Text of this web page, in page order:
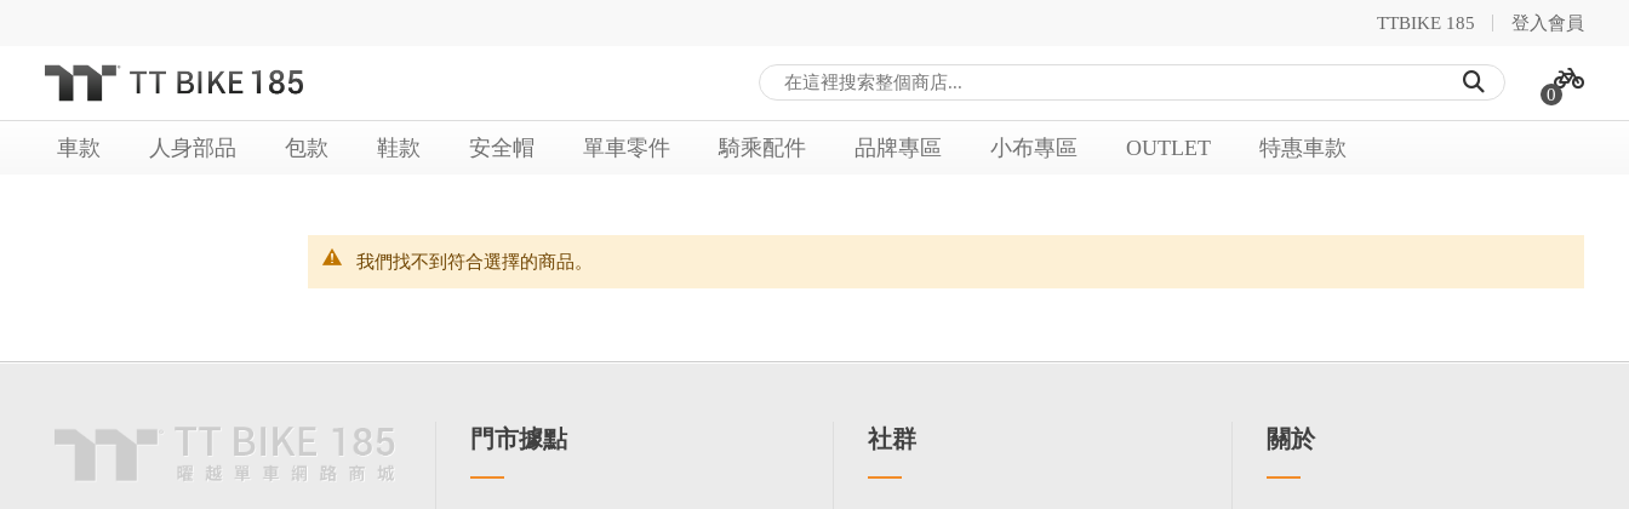
TTBIKE 185
登入會員
0
車款 人身部品 包款 鞋款 安全帽 單車零件 騎乘配件 品牌專區 小布專區 OUTLET 特惠車款
我們找不到符合選擇的商品。
門市據點 社群 關於